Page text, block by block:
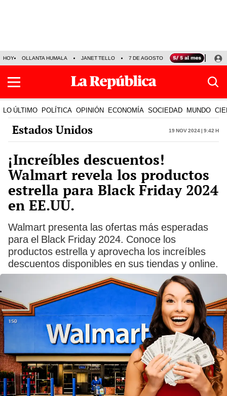
HOY OLLANTA HUMALA JANET TELLO 7 DE AGOSTO TINKA RESULTADOS
LO ÚLTIMO POLÍTICA OPINIÓN ECONOMÍA SOCIEDAD MUNDO
Estados Unidos 19 Nov 2024 | 9:42 h
¡Increíbles descuentos!
Walmart revela los productos
estrella para Black Friday 2024
en EE.UU.
Walmart presenta las ofertas más esperadas
para el Black Friday 2024. Conoce los
productos estrella y aprovecha los increíbles
descuentos disponibles en sus tiendas y online.